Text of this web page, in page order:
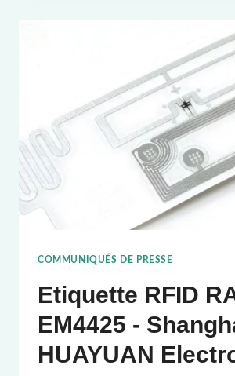
LA
TECHNOLOGIE
RFID
DANS
L'INDUSTRIE
COMMUNIQUÉS DE PRESSE
Etiquette RFID
EM4425 -
HUAYUAN